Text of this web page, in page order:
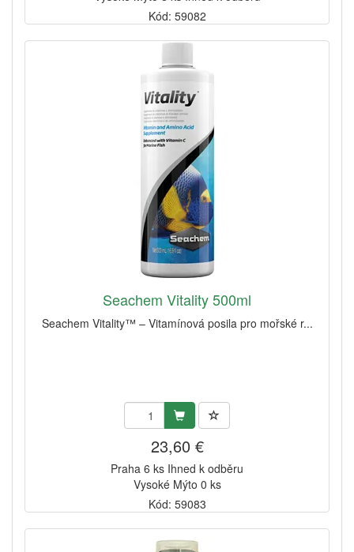
Kód: 59082
Seachem Vitality 500ml
Seachem Vitality™ – Vitamínová posila pro mořské r...
23,60 €
Praha 6 ks Ihned k odběru
Vysoké Mýto 0 ks
Kód: 59083